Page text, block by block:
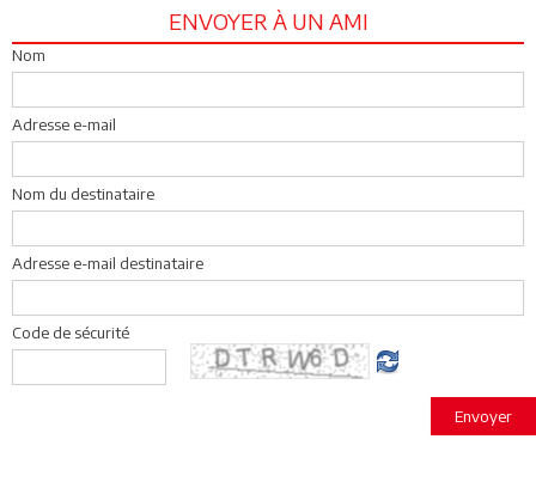
ENVOYER À UN AMI
Nom
Adresse e-mail
Nom du destinataire
Adresse e-mail destinataire
Code de sécurité
Envoyer